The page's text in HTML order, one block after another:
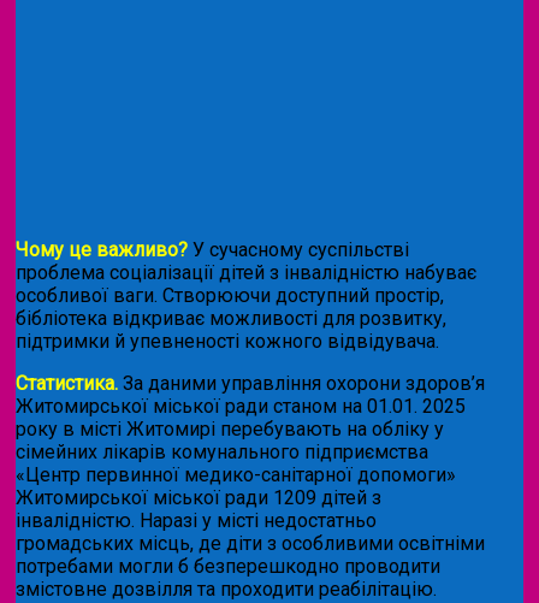
Чому це важливо? У сучасному суспільстві
проблема соціалізації дітей з інвалідністю набуває
особливої ваги. Створюючи доступний простір,
бібліотека відкриває можливості для розвитку,
підтримки й упевненості кожного відвідувача.
Статистика. За даними управління охорони здоров’я
Житомирської міської ради станом на 01.01. 2025
року в місті Житомирі перебувають на обліку у
сімейних лікарів комунального підприємства
«Центр первинної медико-санітарної допомоги»
Житомирської міської ради 1209 дітей з
інвалідністю. Наразі у місті недостатньо
громадських місць, де діти з особливими освітніми
потребами могли б безперешкодно проводити
змістовне дозвілля та проходити реабілітацію.